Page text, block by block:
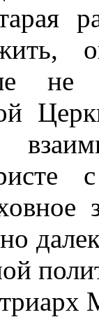
не
с